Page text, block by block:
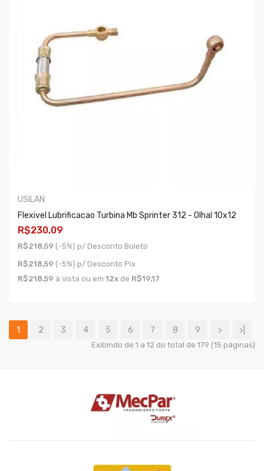
USILAN
Flexivel Lubrificacao Turbina Mb Sprinter 312 - Olhal 10x12
R$230,09
R$218,59 (-5%) p/ Desconto Boleto
R$218,59 (-5%) p/ Desconto Pix
R$218,59 à vista ou em 12x de R$19,17
1 2 3 4 5 6 7 8 9 > >|
Exibindo de 1 a 12 do total de 179 (15 páginas)